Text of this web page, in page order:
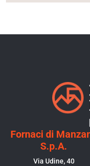
Fornaci di
S.p.A.
Via Udine, 40